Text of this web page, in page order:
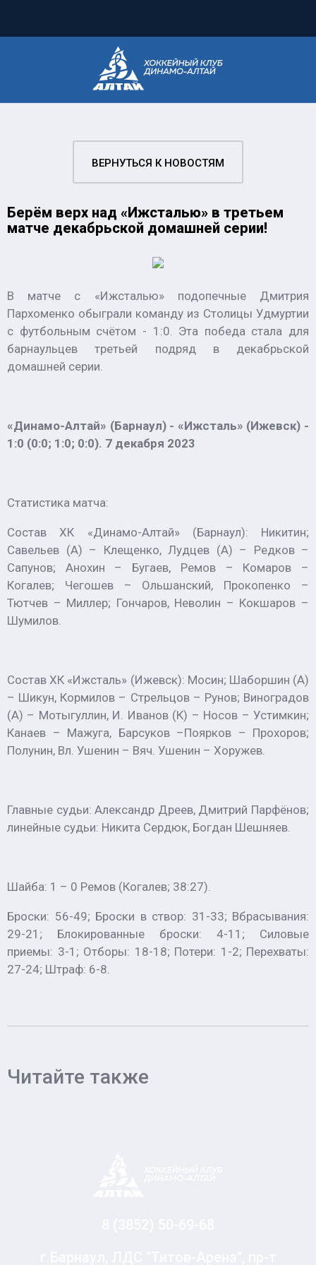
ВЕРНУТЬСЯ К НОВОСТЯМ
Берём верх над «Ижсталью» в третьем
матче декабрьской домашней серии!
В матче с «Ижсталью» подопечные Дмитрия
Пархоменко обыграли команду из Столицы Удмуртии
с футбольным счётом - 1:0. Эта победа стала для
барнаульцев третьей подряд в декабрьской
домашней серии.
«Динамо-Алтай» (Барнаул) - «Ижсталь» (Ижевск) -
1:0 (0:0; 1:0; 0:0). 7 декабря 2023
Статистика матча:
Состав ХК «Динамо-Алтай» (Барнаул): Никитин;
Савельев (А) – Клещенко, Лудцев (А) – Редков –
Сапунов; Анохин – Бугаев, Ремов – Комаров –
Когалев; Чегошев – Ольшанский, Прокопенко –
Тютчев – Миллер; Гончаров, Неволин – Кокшаров –
Шумилов.
Состав ХК «Ижсталь» (Ижевск): Мосин; Шаборшин (А)
– Шикун, Кормилов – Стрельцов – Рунов; Виноградов
(А) – Мотыгуллин, И. Иванов (К) – Носов – Устимкин;
Канаев – Мажуга, Барсуков –Поярков – Прохоров;
Полунин, Вл. Ушенин – Вяч. Ушенин – Хоружев.
Главные судьи: Александр Дреев, Дмитрий Парфёнов;
линейные судьи: Никита Сердюк, Богдан Шешняев.
Шайба: 1 – 0 Ремов (Когалев; 38:27).
Броски: 56-49; Броски в створ: 31-33; Вбрасывания:
29-21; Блокированные броски: 4-11; Силовые
приемы: 3-1; Отборы: 18-18; Потери: 1-2; Перехваты:
27-24; Штраф: 6-8.
Читайте также